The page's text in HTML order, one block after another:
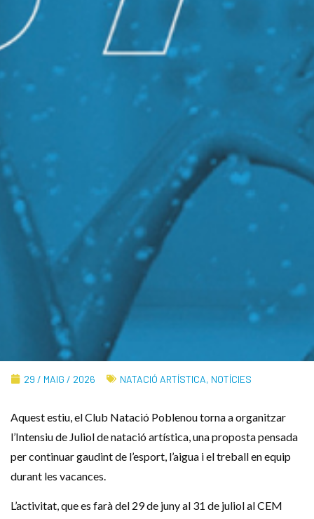
29 / MAIG / 2026 NATACIÓ ARTÍSTICA, NOTÍCIES
Aquest estiu, el Club Natació Poblenou torna a organitzar
l’Intensiu de Juliol de natació artística, una proposta pensada
per continuar gaudint de l’esport, l’aigua i el treball en equip
durant les vacances.
L’activitat, que es farà del 29 de juny al 31 de juliol al CEM